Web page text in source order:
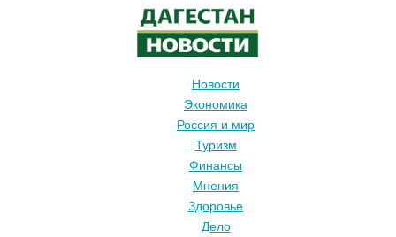
Новости
Экономика
Россия и мир
Туризм
Финансы
Мнения
Здоровье
Дело